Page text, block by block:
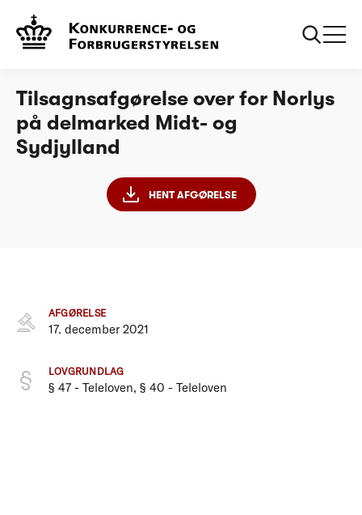
Afgørelser
delmarked Midt- og Sydjylland
Tilsagnsafgørelse over for Norlys
på delmarked Midt- og
Sydjylland
HENT AFGØRELSE
AFGØRELSE
17. december 2021
LOVGRUNDLAG
§ 47 - Teleloven, § 40 - Teleloven